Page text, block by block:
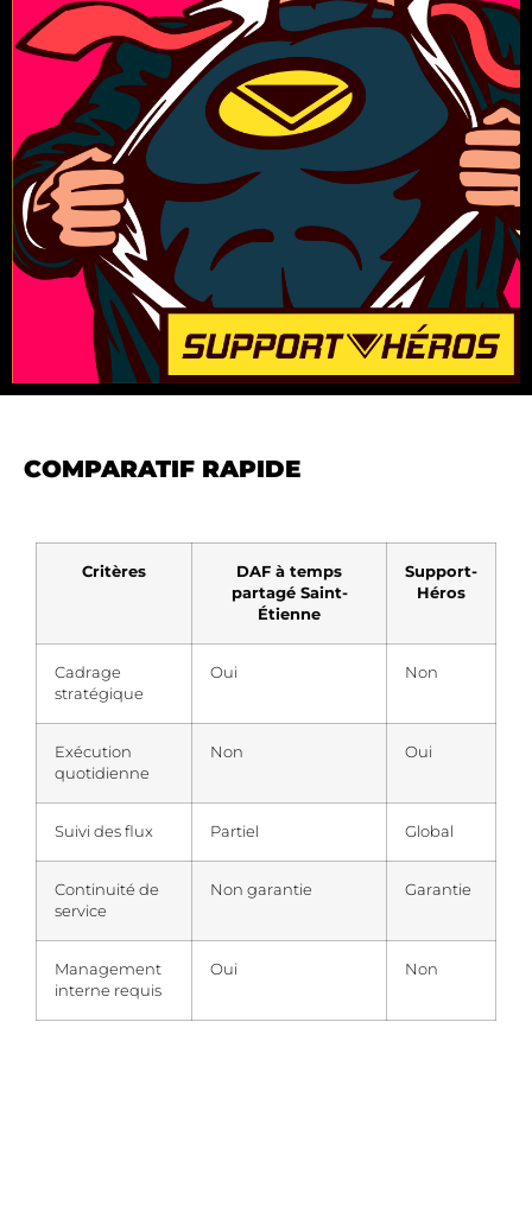
COMPARATIF RAPIDE
Critères
DAF à temps
partagé Saint-
Étienne
Support-
Héros
Cadrage
stratégique
Oui Non
Exécution
quotidienne
Non Oui
Suivi des flux Partiel Global
Continuité de
service
Non garantie Garantie
Management
interne requis
Oui Non